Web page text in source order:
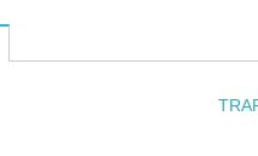
关资料：